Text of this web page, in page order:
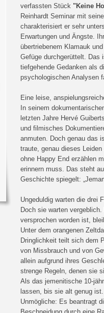
verfassten Stück "Keine
Reinhardt Seminar mit
charakterisiert er sehr
Erwartungen und Ängste.
übertriebenem Klamauk
Gefüge durchgerüttelt. Das
tiefgehende Gedanken als
psychologischen Analysen
Eine leise,
In seinem
letzten Jahre Hervé
und filmisches
anmuten. Doch genau das
traute, genau dieses
ohne Happy End erzählen
erinnern muss. Das steht
Geschichte spiegelt:
Ungeduldig warten die drei
Doch sie warten
versprochen worden ist,
Unter dem orangenen
Dringlichkeit teilt sich dem
von Missbrauch und von
allein aufgrund ihres
strenge Regeln, denen sie
Als das jemenitische 10-
lassen, bis sie alt genug
Unmögliche: Es beantragt